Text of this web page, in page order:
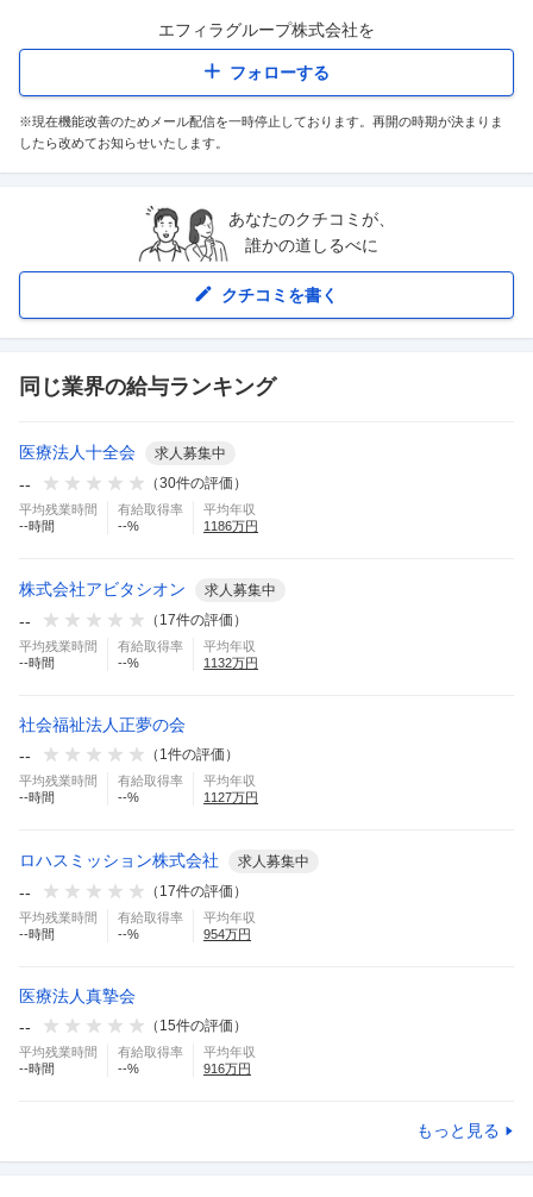
エフィラグループ株式会社を
フォローする
※現在機能改善のためメール配信を一時停止しております。再開の時期が決まりま
したら改めてお知らせいたします。
あなたのクチコミが、
誰かの道しるべに
クチコミを書く
同じ業界の給与ランキング
医療法人十全会 求人募集中
-- （30件の評価）
平均残業時間
--時間
有給取得率
--%
平均年収
1186万円
株式会社アビタシオン 求人募集中
-- （ 17件の評価）
平均残業時間
--時間
有給取得率
--%
平均年収
1132万円
社会福祉法人正夢の会
--
（ 1件の評価）
平均残業時間
--時間
有給取得率
--%
平均年収
1127万円
ロハスミッション株式会社 求人募集中
-- （ 17件の評価）
平均残業時間
--時間
有給取得率
--%
平均年収
954万円
医療法人真摯会
--
（ 15件の評価）
平均残業時間
--時間
有給取得率
--%
平均年収
916万円
もっと見る